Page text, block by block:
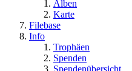
Alben
Karte
Filebase
Info
Trophäen
Spenden
Spendenübersicht